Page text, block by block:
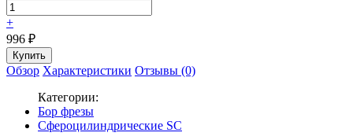
+
996 ₽
Обзор Характеристики Отзывы (0)
Категории:
Бор фрезы
Сфероцилиндрические SC